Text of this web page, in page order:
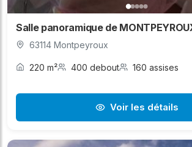
Salle panoramique de
63114 Montpeyroux
220 m² 400 debout 160 assises
Voir les détails